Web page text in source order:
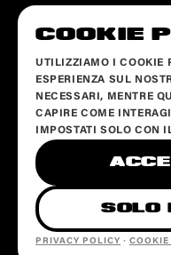
COOKIE
UTILIZZIAMO I COOKIE
ESPERIENZA SUL
NECESSARI, MENTRE
CAPIRE COME
IMPOSTATI SOLO CON
SOLO
PRIVACY POLICY · COOKIE